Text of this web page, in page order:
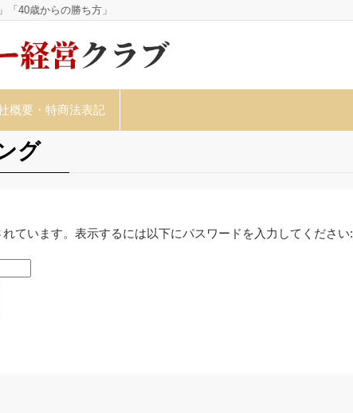
40歳からの勝ち方」
概要・特商法表記
グ
ています。表示するには以下にパスワードを入力してください: